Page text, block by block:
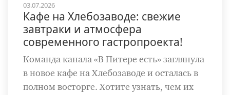
03.07.2026
Кафе на Хлебозаводе: свежие
завтраки и атмосфера
современного гастропроекта!
Команда канала «В Питере есть» заглянула
в новое кафе на Хлебозаводе и осталась в
полном восторге. Хотите узнать, чем их